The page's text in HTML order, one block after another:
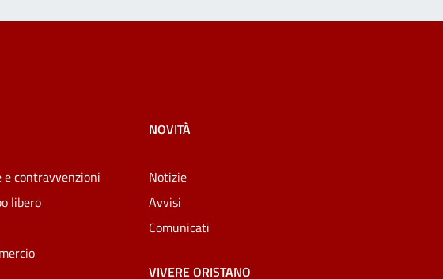
contravvenzioni
libero
NOVITÀ
Notizie
Avvisi
Comunicati
VIVERE ORISTANO